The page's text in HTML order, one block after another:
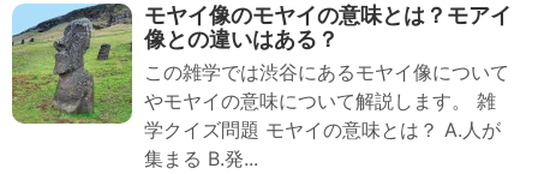
モヤイ像のモヤイの意味とは？モアイ
像との違いはある？
この雑学では渋谷にあるモヤイ像について
やモヤイの意味について解説します。 雑
学クイズ問題 モヤイの意味とは？ A.人が
集まる B.発...